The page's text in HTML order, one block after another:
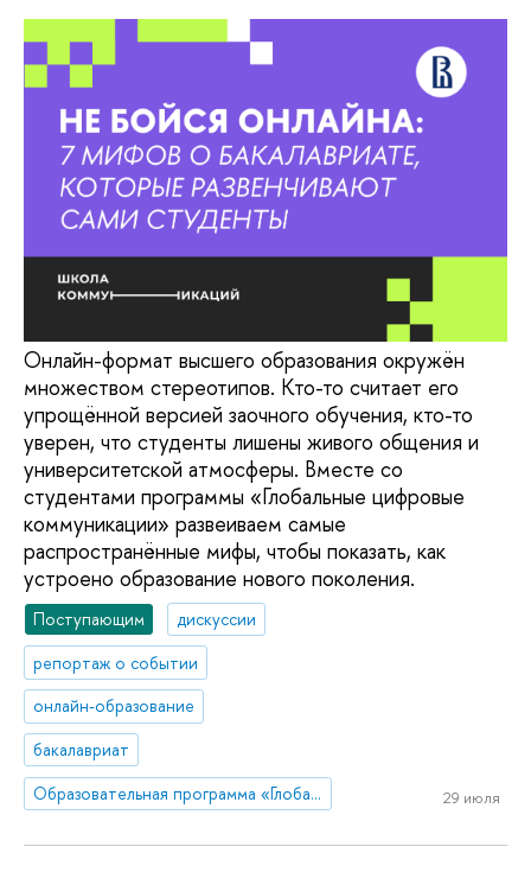
Онлайн-формат высшего образования окружён
множеством стереотипов. Кто-то считает его
упрощённой версией заочного обучения, кто-то
уверен, что студенты лишены живого общения и
университетской атмосферы. Вместе со
студентами программы «Глобальные цифровые
коммуникации» развеиваем самые
распространённые мифы, чтобы показать, как
устроено образование нового поколения.
Поступающим
дискуссии
репортаж о событии
онлайн-образование
бакалавриат
Образовательная программа «Глобальные цифровые коммуникации»
29 июля